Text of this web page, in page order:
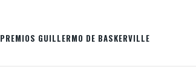
PREMIOS GUILLERMO DE BASKERVILLE